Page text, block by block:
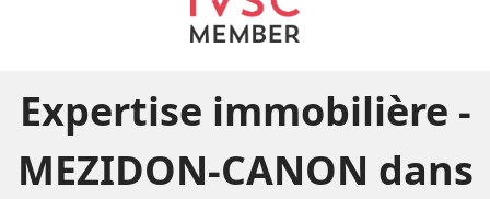
Expertise immobilière -
MEZIDON-CANON dans